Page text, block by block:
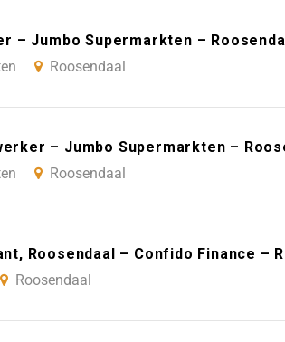
– Jumbo Supermarkten –
Roosendaal
– Jumbo Supermarkten –
Roosendaal
Roosendaal – Confido Finance –
Roosendaal